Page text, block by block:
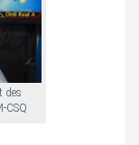
des
CSQ